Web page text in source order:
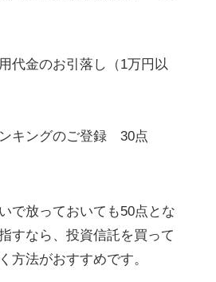
代金のお引落し（1万円以
キングのご登録 30点
で放っておいても50点とな
すなら、投資信託を買って
方法がおすすめです。